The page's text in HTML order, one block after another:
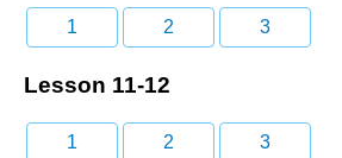
1 2 3
Lesson 11-12
1 2 3